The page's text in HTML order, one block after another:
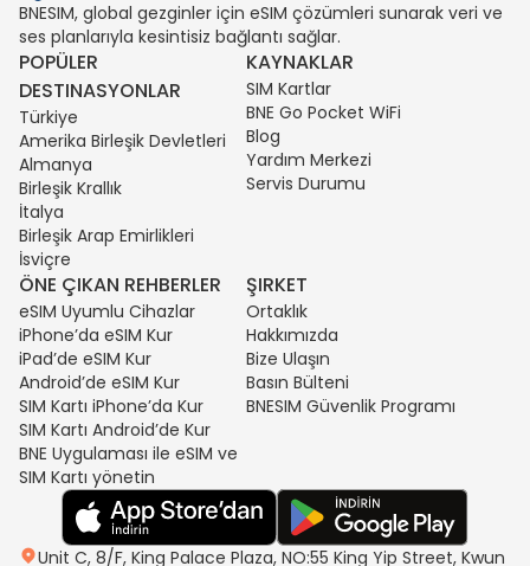
BNESIM, global gezginler için eSIM çözümleri sunarak veri ve
ses planlarıyla kesintisiz bağlantı sağlar.
POPÜLER
DESTINASYONLAR
Türkiye
Amerika Birleşik Devletleri
Almanya
Birleşik Krallık
İtalya
Birleşik Arap Emirlikleri
İsviçre
KAYNAKLAR
SIM Kartlar
BNE Go Pocket WiFi
Blog
Yardım Merkezi
Servis Durumu
ÖNE ÇIKAN REHBERLER
eSIM Uyumlu Cihazlar
iPhone’da eSIM Kur
iPad’de eSIM Kur
Android’de eSIM Kur
SIM Kartı iPhone’da Kur
SIM Kartı Android’de Kur
BNE Uygulaması ile eSIM ve
SIM Kartı yönetin
ŞIRKET
Ortaklık
Hakkımızda
Bize Ulaşın
Basın Bülteni
BNESIM Güvenlik Programı
Unit C, 8/F, King Palace Plaza, NO:55 King Yip Street, Kwun